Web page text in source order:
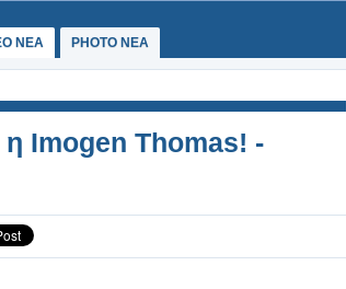
NEA PHOTO NEA
η Imogen Thomas! -